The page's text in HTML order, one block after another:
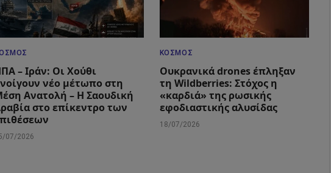
– Ιράν: Οι Χούθι
νέο μέτωπο στη
Ανατολή – Η Σαουδική
στο επίκεντρο των
07/2026
ΚΌΣΜΟΣ
Ουκρανικά drones έπληξαν
τη Wildberries: Στόχος η
«καρδιά» της ρωσικής
εφοδιαστικής αλυσίδας
18/07/2026